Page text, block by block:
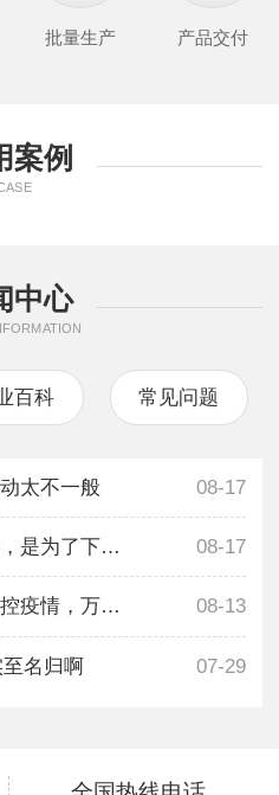
批量生产 产品交付
案例
中心
百科 常见问题
太不一般 08-17
展会回顾 | 这一次的努力，是为了下一次更好地相遇 08-17
支援桌椅、志愿演练 | 防控疫情，万千在行动 08-13
名归啊 07-29